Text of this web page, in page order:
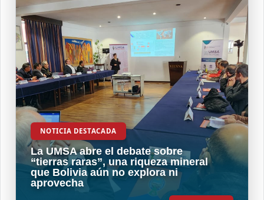
NOTICIA DESTACADA
La UMSA abre el debate sobre
“tierras raras”, una riqueza mineral
que Bolivia aún no explora ni
aprovecha